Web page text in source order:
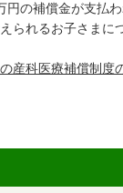
の補償金が支払
られるお子さまに
産科医療補償制度